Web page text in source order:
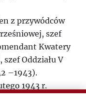
z przywódców
szef
Kwatery
szef Oddziału V
–1943).
1943 r.